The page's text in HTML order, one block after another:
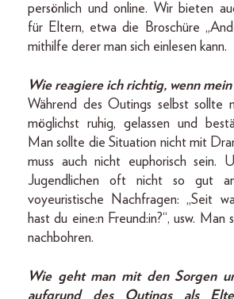
persönlich und online. Wir bieten
für Eltern, etwa die Broschüre
mithilfe derer man sich einlesen kann.
Wie reagiere ich richtig, wenn
Während des Outings selbst sollte
möglichst ruhig, gelassen und
Man sollte die Situation nicht mit
muss auch nicht euphorisch sein.
Jugendlichen oft nicht so gut
voyeuristische Nachfragen: „Seit
hast du eine:n Freund:in?“, usw. Man
nachbohren.
Wie geht man mit den Sorgen
aufgrund des Outings als